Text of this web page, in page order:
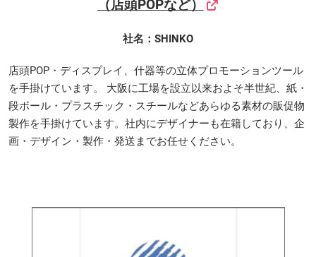
（店頭POPなど）
社名：SHINKO
店頭POP・ディスプレイ、什器等の立体プロモーションツール
を手掛けています。 大阪に工場を設立以来およそ半世紀、紙・
段ボール・プラスチック・スチールなどあらゆる素材の販促物
製作を手掛けています。社内にデザイナーも在籍しており、企
画・デザイン・製作・発送までお任せください。